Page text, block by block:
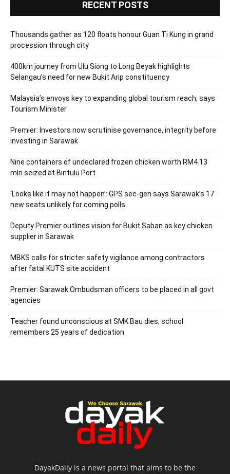
RECENT POSTS
Thousands gather as 120 floats honour Guan Ti Kung in grand
procession through city
400km journey from Ulu Siong to Long Beyak highlights
Selangau’s need for new Bukit Arip constituency
Malaysia’s envoys key to expanding global tourism reach, says
Tourism Minister
Premier: Investors now scrutinise governance, integrity before
investing in Sarawak
Nine containers of undeclared frozen chicken worth RM4.13
mln seized at Bintulu Port
‘Looks like it may not happen’: GPS sec-gen says Sarawak’s 17
new seats unlikely for coming polls
Deputy Premier outlines vision for Bukit Saban as key chicken
supplier in Sarawak
MBKS calls for stricter safety vigilance among contractors
after fatal KUTS site accident
Premier: Sarawak Ombudsman officers to be placed in all govt
agencies
Teacher found unconscious at SMK Bau dies, school
remembers 25 years of dedication
DayakDaily is a news portal that aims to be the